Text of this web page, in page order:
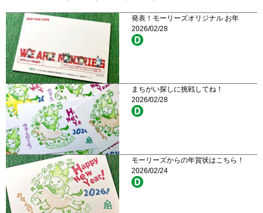
発表！モーリーズオリジナル お年
2026/02/28
まちがい探しに挑戦してね！
2026/02/28
モーリーズからの年賀状はこちら！
2026/02/24